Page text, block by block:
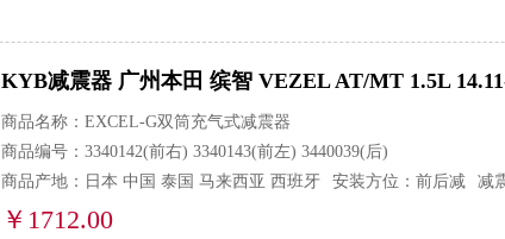
KYB减震器 广州本田 缤智 VEZEL AT/MT 1.5L
商品名称：EXCEL-G双筒充气式减震器
商品编号：3340142(前右) 3340143(前左) 3440039(后)
商品产地：日本 中国 泰国 马来西亚 西班牙
安装方位：前后减
减
适用车型：广州本田 缤智 VEZEL AT/MT 1.5L
￥1712.00